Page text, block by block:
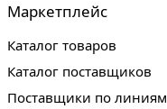
Маркетплейс
Каталог товаров
Каталог поставщиков
Поставщики по линиям